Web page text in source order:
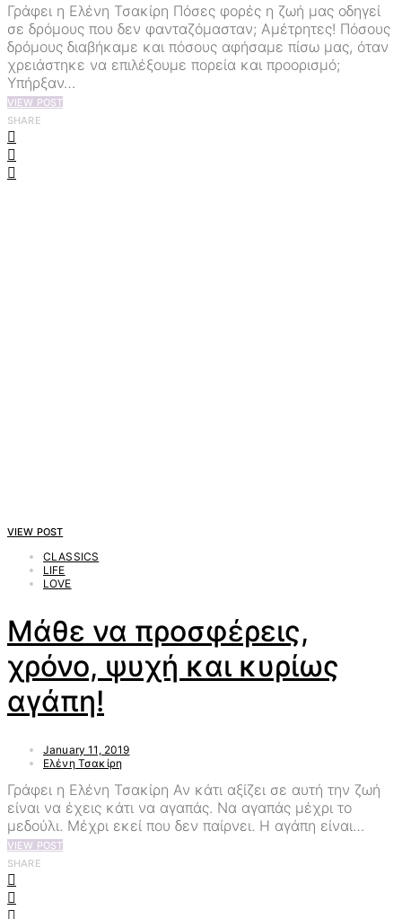
Γράφει η Ελένη Τσακίρη Πόσες φορές η ζωή μας οδηγεί
σε δρόμους που δεν φανταζόμασταν; Αμέτρητες! Πόσους
δρόμους διαβήκαμε και πόσους αφήσαμε πίσω μας, όταν
χρειάστηκε να επιλέξουμε πορεία και προορισμό;
Υπήρξαν…
VIEW POST
SHARE
VIEW POST
CLASSICS
LIFE
LOVE
Μάθε να προσφέρεις,
χρόνο, ψυχή και κυρίως
αγάπη!
January 11, 2019
Ελένη Τσακίρη
Γράφει η Ελένη Τσακίρη Αν κάτι αξίζει σε αυτή την ζωή
είναι να έχεις κάτι να αγαπάς. Να αγαπάς μέχρι το
μεδούλι. Μέχρι εκεί που δεν παίρνει. Η αγάπη είναι…
VIEW POST
SHARE